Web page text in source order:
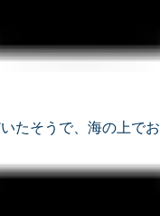
たそうで、海の上でお